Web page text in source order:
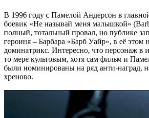
В 1996 году с Памелой Андерсон в
боевик «Не называй меня малышкой»
полный, тотальный провал, но публике
героиня – Барбара «Барб Уайр», в её этом
доминатрикс. Интересно, что персонаж в
то мере культовым, хотя сам фильм и
были номинированы на ряд анти-наград,
хреново.